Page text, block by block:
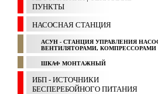
ПУНКТЫ
НАСОСНАЯ СТАНЦИЯ
АСУН - СТАНЦИЯ УПРАВЛЕНИЯ
ВЕНТИЛЯТОРАМИ, КОМПРЕССОРАМИ
ШКАФ МОНТАЖНЫЙ
ИБП - ИСТОЧНИКИ
БЕСПЕРЕБОЙНОГО ПИТАНИЯ